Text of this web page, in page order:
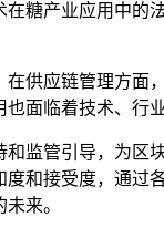
糖产业应用中
供应链管理方
面临着技术、行
监管引导，为
和接受度，通
来。